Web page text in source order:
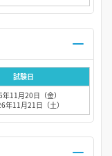
試験日
11月20日（金）
年11月21日（土）